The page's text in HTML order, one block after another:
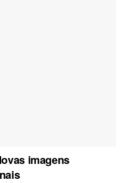
imagens